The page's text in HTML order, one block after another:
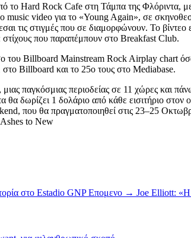
Hard Rock Cafe στη Τάμπα της Φλόριντα,
music video για το «Young Again», σε
τις στιγμές που σε διαμορφώνουν. Το
στίχους που παραπέμπουν στο Breakfast Club.
του Billboard Mainstream Rock Airplay chart
στο Billboard και το 25ο τους στο Mediabase.
παγκόσμιας περιοδείας σε 11 χώρες και
1 δολάριο από κάθε εισιτήριο
που θα πραγματοποιηθεί στις 23–25
to New
στο Estadio GNP Επομενο → Joe Elliott: «Η